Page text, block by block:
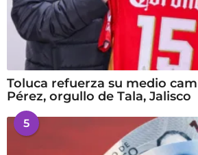
Toluca refuerza su medio
Pérez, orgullo de Tala, Jalisco
5